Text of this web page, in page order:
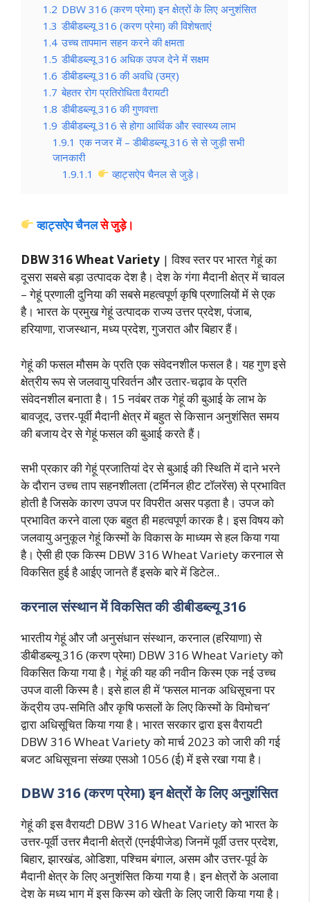
1.2 DBW 316 (करण प्रेमा) इन क्षेत्रों के लिए अनुशंसित
1.3 डीबीडब्ल्यू 316 (करण प्रेमा) की विशेषताएं
1.4 उच्च तापमान सहन करने की क्षमता
1.5 डीबीडब्ल्यू 316 अधिक उपज देने में सक्षम
1.6 डीबीडब्ल्यू 316 की अवधि (उम्र)
1.7 बेहतर रोग प्रतिरोधिता वैरायटी
1.8 डीबीडब्ल्यू 316 की गुणवत्ता
1.9 डीबीडब्ल्यू 316 से होगा आर्थिक और स्वास्थ्य लाभ
1.9.1 एक नजर में – डीबीडब्ल्यू 316 से से जुड़ी सभी
जानकारी
1.9.1.1
व्हाट्सऐप चैनल से जुड़े।
व्हाट्सऐप चैनलसे जुड़े।
DBW 316 Wheat Variety | विश्व स्तर पर भारत गेहूं का
दूसरा सबसे बड़ा उत्पादक देश है। देश के गंगा मैदानी क्षेत्र में चावल
– गेहूं प्रणाली दुनिया की सबसे महत्वपूर्ण कृषि प्रणालियों में से एक
है। भारत के प्रमुख गेहूं उत्पादक राज्य उत्तर प्रदेश, पंजाब,
हरियाणा, राजस्थान, मध्य प्रदेश, गुजरात और बिहार हैं।
गेहूं की फसल मौसम के प्रति एक संवेदनशील फसल है। यह गुण इसे
क्षेत्रीय रूप से जलवायु परिवर्तन और उतार-चढ़ाव के प्रति
संवेदनशील बनाता है। 15 नवंबर तक गेहूं की बुआई के लाभ के
बावजूद, उत्तर-पूर्वी मैदानी क्षेत्र में बहुत से किसान अनुशंसित समय
की बजाय देर से गेहूं फसल की बुआई करते हैं।
सभी प्रकार की गेहूं प्रजातियां देर से बुआई की स्थिति में दाने भरने
के दौरान उच्च ताप सहनशीलता (टर्मिनल हीट टॉलरेंस) से प्रभावित
होती है जिसके कारण उपज पर विपरीत असर पड़ता है। उपज को
प्रभावित करने वाला एक बहुत ही महत्वपूर्ण कारक है। इस विषय को
जलवायु अनुकूल गेहूं किस्मों के विकास के माध्यम से हल किया गया
है। ऐसी ही एक किस्म DBW 316 Wheat Variety करनाल से
विकसित हुई है आईए जानते हैं इसके बारे में डिटेल..
करनाल संस्थान में विकसित की डीबीडब्ल्यू 316
भारतीय गेहूं और जौ अनुसंधान संस्थान, करनाल (हरियाणा) से
डीबीडब्ल्यू 316 (करण प्रेमा) DBW 316 Wheat Variety को
विकसित किया गया है। गेहूं की यह की नवीन किस्म एक नई उच्च
उपज वाली किस्म है। इसे हाल ही में ‘फसल मानक अधिसूचना पर
केंद्रीय उप-समिति और कृषि फसलों के लिए किस्मों के विमोचन’
द्वारा अधिसूचित किया गया है। भारत सरकार द्वारा इस वैरायटी
DBW 316 Wheat Variety को मार्च 2023 को जारी की गई
बजट अधिसूचना संख्या एसओ 1056 (ई) में इसे रखा गया है।
DBW 316 (करण प्रेमा) इन क्षेत्रों के लिए अनुशंसित
गेहूं की इस वैरायटी DBW 316 Wheat Variety को भारत के
उत्तर-पूर्वी उत्तर मैदानी क्षेत्रों (एनईपीजेड) जिनमें पूर्वी उत्तर प्रदेश,
बिहार, झारखंड, ओडिशा, पश्चिम बंगाल, असम और उत्तर-पूर्व के
मैदानी क्षेत्र के लिए अनुशंसित किया गया है। इन क्षेत्रों के अलावा
देश के मध्य भाग में इस किस्म को खेती के लिए जारी किया गया है।